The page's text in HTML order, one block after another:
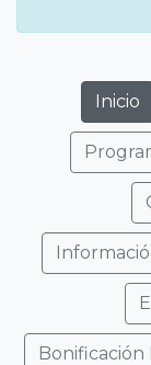
Inicio
Bonificación